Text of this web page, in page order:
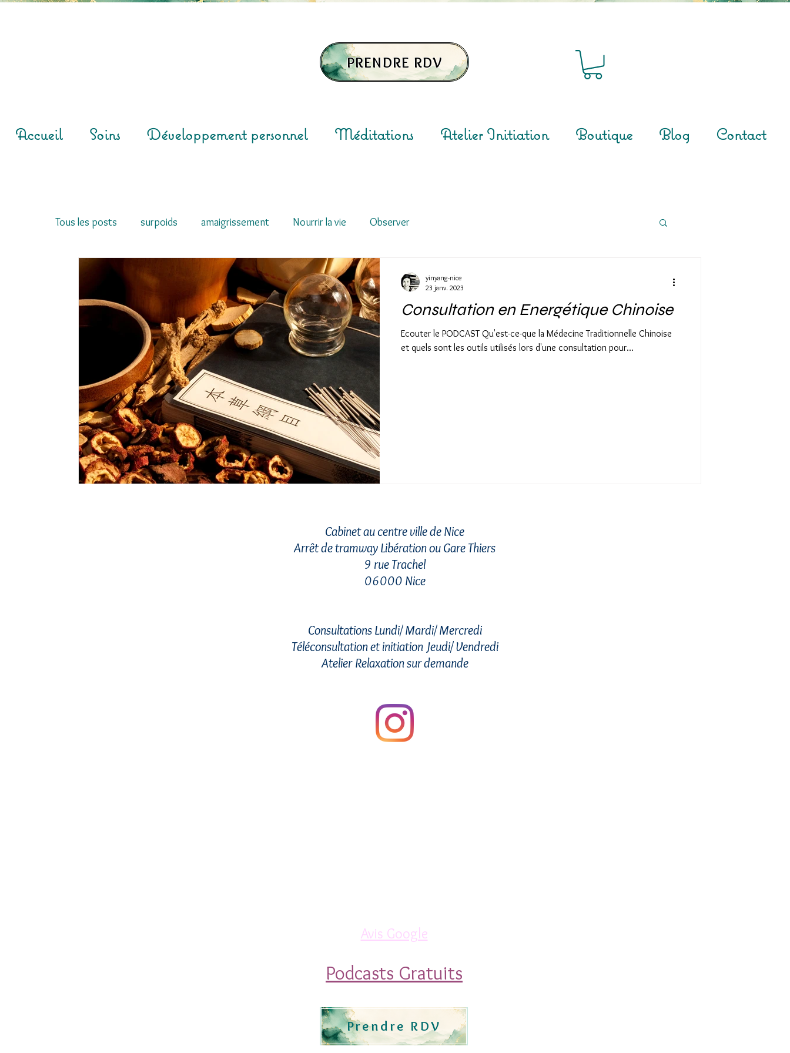
PRENDRE RDV
Accueil Soins Développement personnel Méditations Atelier Initiation Boutique Blog Contact
Tous les posts surpoids amaigrissement Nourrir la vie Observer
Consultation en Energétique Chinoise
Ecouter le PODCAST Qu'est-ce-que la Médecine Traditionnelle Chinoise
et quels sont les outils utilisés lors d'une consultation pour...
yinyang-nice
23 janv. 2023
Cabinet au centre ville de Nice
Arrêt de tramway Libération ou Gare Thiers
9 rue Trachel
06000 Nice
Consultations Lundi/ Mardi/ Mercredi
Téléconsultation et initiation Jeudi/ Vendredi
Atelier Relaxation sur demande
Avis Google
Podcasts Gratuits
Prendre RDV